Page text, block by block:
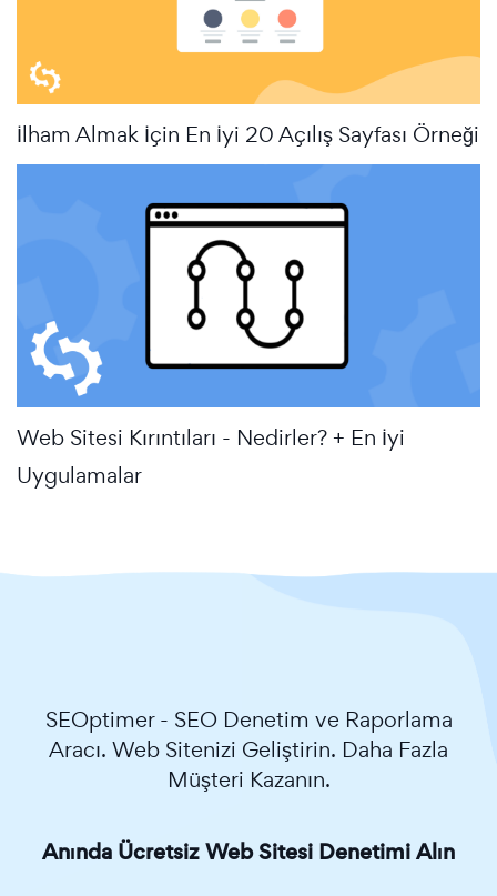
İlham Almak İçin En İyi 20 Açılış Sayfası Örneği
Web Sitesi Kırıntıları - Nedirler? + En İyi
Uygulamalar
SEOptimer - SEO Denetim ve Raporlama
Aracı. Web Sitenizi Geliştirin. Daha Fazla
Müşteri Kazanın.
Anında Ücretsiz Web Sitesi Denetimi Alın